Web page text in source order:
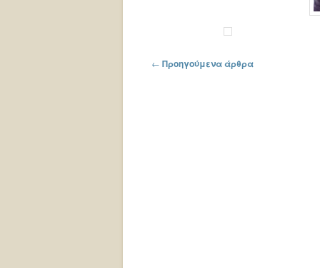
Πλοήγηση στα άρθρα
← Προηγούμενα άρθρα